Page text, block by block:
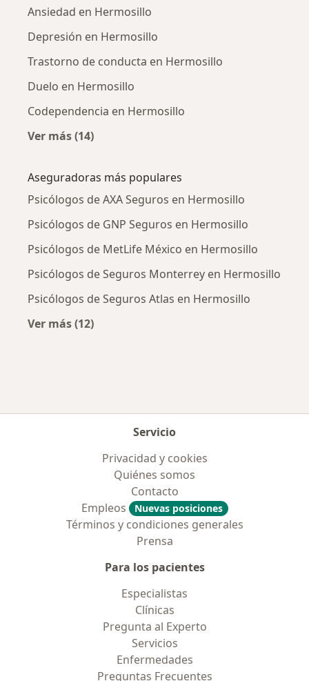
Ansiedad en Hermosillo
Depresión en Hermosillo
Trastorno de conducta en Hermosillo
Duelo en Hermosillo
Codependencia en Hermosillo
Ver más (14)
Aseguradoras más populares
Psicólogos de AXA Seguros en Hermosillo
Psicólogos de GNP Seguros en Hermosillo
Psicólogos de MetLife México en Hermosillo
Psicólogos de Seguros Monterrey en Hermosillo
Psicólogos de Seguros Atlas en Hermosillo
Ver más (12)
Servicio
Privacidad y cookies
Quiénes somos
Contacto
Empleos
Nuevas posiciones
Términos y condiciones generales
Prensa
Para los pacientes
Especialistas
Clínicas
Pregunta al Experto
Servicios
Enfermedades
Preguntas Frecuentes